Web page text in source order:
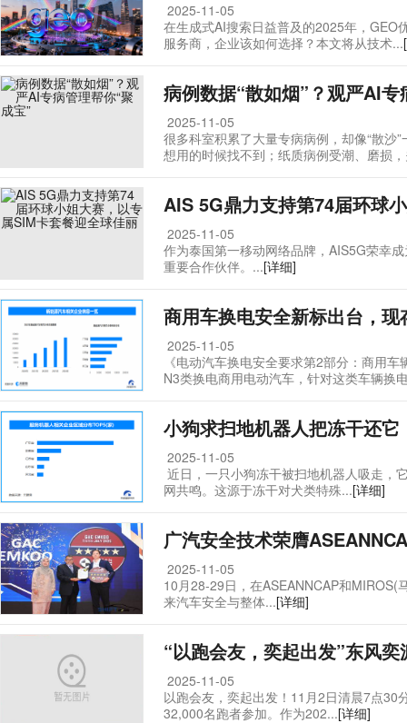
2025-11-05
在生成式AI搜索日益普及的2025年，GEO
服务商，企业该如何选择？本文将从技术...
病例数据“散如烟”？观严AI
2025-11-05
很多科室积累了大量专病病例，却像“散沙
想用的时候找不到；纸质病例受潮、磨损
AIS 5G鼎力支持第74届环球
2025-11-05
作为泰国第一移动网络品牌，AIS5G荣幸
重要合作伙伴。...[详细]
商用车换电安全新标出台，
2025-11-05
《电动汽车换电安全要求第2部分：商用
N3类换电商用电动汽车，针对这类车辆换
小狗求扫地机器人把冻干还
2025-11-05
近日，一只小狗冻干被扫地机器人吸走，
网共鸣。这源于冻干对犬类特殊...[详细]
广汽安全技术荣膺
2025-11-05
10月28-29日，在ASEANNCAP和
来汽车安全与整体...[详细]
“以跑会友，奕起出发”东风
2025-11-05
以跑会友，奕起出发！11月2日清晨7点30
32,000名跑者参加。作为202...[详细]